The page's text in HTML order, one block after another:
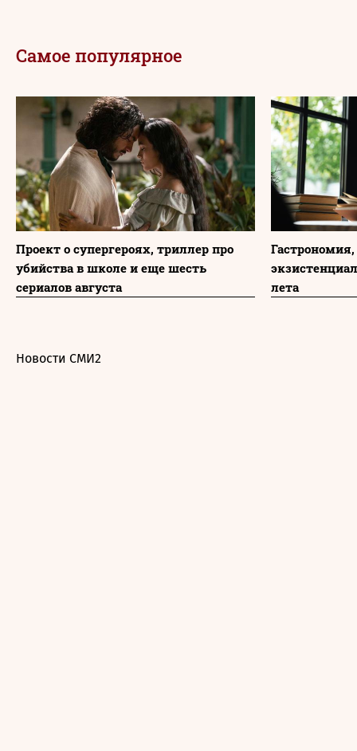
Самое популярное
Проект о супергероях, триллер про
убийства в школе и еще шесть
сериалов августа
лета
Новости СМИ2